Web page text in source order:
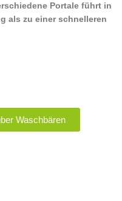
Portale führt in
als zu einer schnelleren
Waschbären